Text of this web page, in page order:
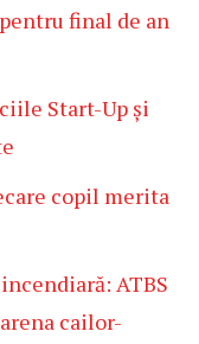
final de an
Start-Up și
copil merita
ATBS
cailor-